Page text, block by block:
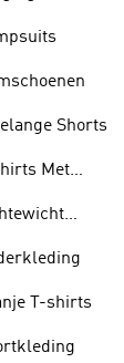
Shorts
Met
T-shirts